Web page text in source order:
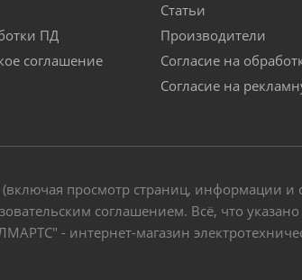
ПД
соглашение
Статьи
Производители
Согласие на
Согласие на
(включая просмотр страниц, информации
соглашением. Всё, что
- интернет-магазин